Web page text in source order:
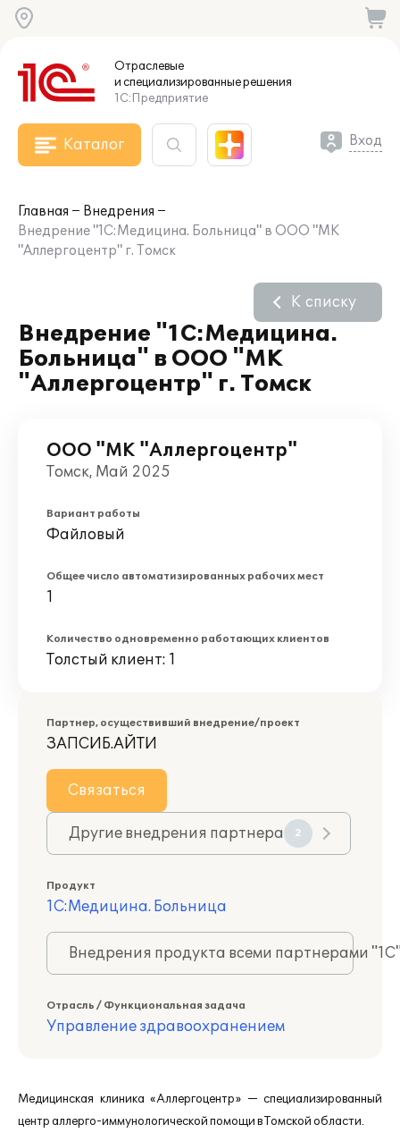
Отраслевые
и специализированныерешения
1С:Предприятие
Каталог Вход
Главная
Внедрения
Внедрение "1С:Медицина. Больница" в ООО "МК
"Аллергоцентр" г. Томск
Внедрение "1С:Медицина.
Больница" в ООО "МК
"Аллергоцентр" г. Томск
К списку
ООО "МК "Аллергоцентр"
Томск, Май 2025
Вариант работы
Файловый
Общее число автоматизированных рабочих мест
1
Количество одновременно работающих клиентов
Толстый клиент: 1
Партнер, осуществивший внедрение/проект
ЗАПСИБ.АЙТИ
Связаться
Другие внедрения партнера 2
Продукт
1С:Медицина. Больница
Внедрения продукта всеми партнерами
Отрасль / Функциональная задача
Управление здравоохранением
Медицинская клиника «Аллергоцентр» — специализированный
центр аллерго-иммунологической помощи в Томской области.